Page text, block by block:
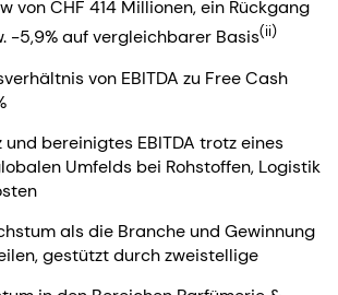
von CHF 414 Millionen, ein Rückgang
-5,9% auf vergleichbarer Basis(ii)
von EBITDA zu Free Cash
und bereinigtes EBITDA trotz eines
Umfelds bei Rohstoffen, Logistik
als die Branche und Gewinnung
gestützt durch zweistellige